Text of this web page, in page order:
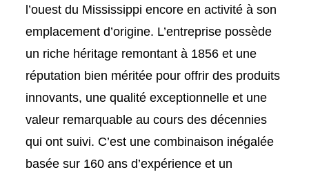
l’ouest du Mississippi encore en activité à son
emplacement d’origine. L’entreprise possède
un riche héritage remontant à 1856 et une
réputation bien méritée pour offrir des produits
innovants, une qualité exceptionnelle et une
valeur remarquable au cours des décennies
qui ont suivi. C’est une combinaison inégalée
basée sur 160 ans d’expérience et un